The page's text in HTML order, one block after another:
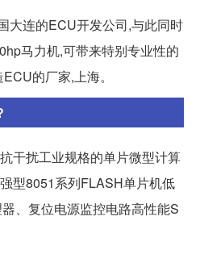
大连的ECU开发公司,与此同时
马力机,可带来特别专业性的
的厂家,上海。
干扰工业规格的单片微型计算
型8051系列FLASH单片机低
、复位电源监控电路高性能S